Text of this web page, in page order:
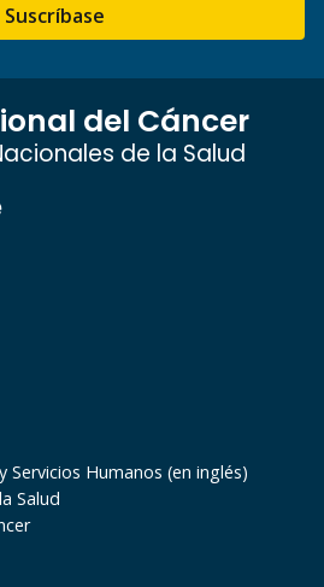
Suscríbase
del Cáncer
de la Salud
Servicios Humanos (en inglés)
Salud